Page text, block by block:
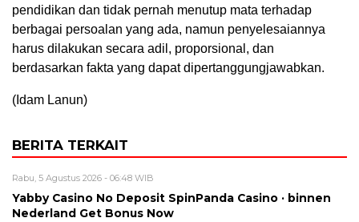
pendidikan dan tidak pernah menutup mata terhadap
berbagai persoalan yang ada, namun penyelesaiannya
harus dilakukan secara adil, proporsional, dan
berdasarkan fakta yang dapat dipertanggungjawabkan.
(Idam Lanun)
BERITA TERKAIT
Rabu, 5 Agustus 2026 - 06:48 WIB
Yabby Casino No Deposit SpinPanda Casino · binnen
Nederland Get Bonus Now